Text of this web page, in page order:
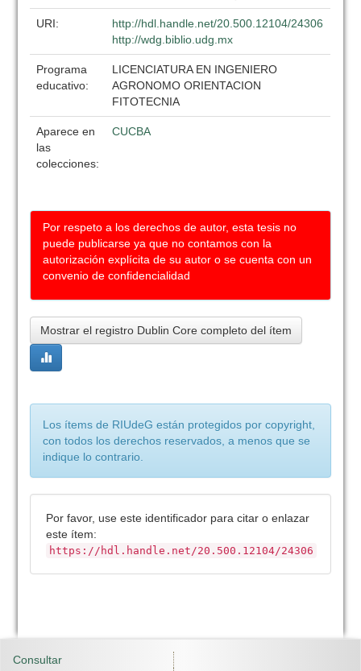
URI:
http://hdl.handle.net/20.500.12104/24306
http://wdg.biblio.udg.mx
Programa
educativo:
LICENCIATURA EN INGENIERO
AGRONOMO ORIENTACION
FITOTECNIA
Aparece en
las
colecciones:
CUCBA
Por respeto a los derechos de autor, esta tesis no
puede publicarse ya que no contamos con la
autorización explícita de su autor o se cuenta con un
convenio de confidencialidad
Mostrar el registro Dublin Core completo del ítem
Los ítems de RIUdeG están protegidos por copyright,
con todos los derechos reservados, a menos que se
indique lo contrario.
Por favor, use este identificador para citar o enlazar
este ítem:
https://hdl.handle.net/20.500.12104/24306
Consultar